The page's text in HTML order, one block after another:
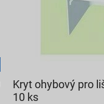
Kryt ohybový pro
10 ks